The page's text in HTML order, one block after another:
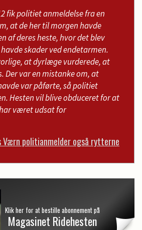
fik politiet anmeldelse fra en
at de her til morgen havde
af deres heste, hvor det blev
skader ved endetarmen.
at dyrlæge vurderede, at
Der var en mistanke om, at
var påførte, så politiet
Hesten vil blive obduceret for at
været udsat for
Værn politianmelder også rytterne
Klik her for at bestille abonnement på
Magasinet Ridehesten